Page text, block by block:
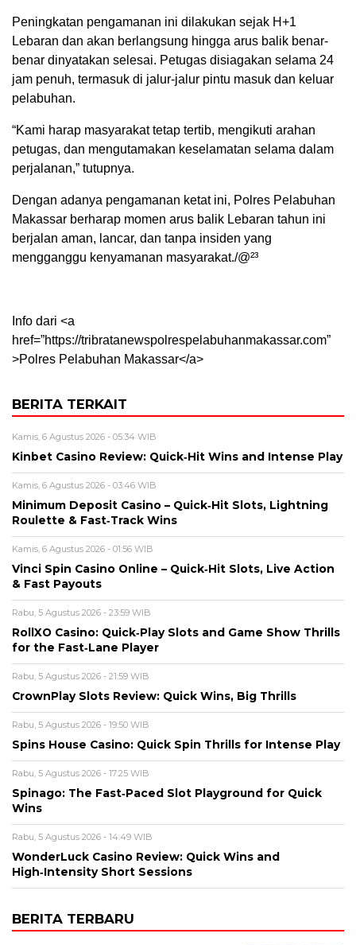
Peningkatan pengamanan ini dilakukan sejak H+1
Lebaran dan akan berlangsung hingga arus balik benar-
benar dinyatakan selesai. Petugas disiagakan selama 24
jam penuh, termasuk di jalur-jalur pintu masuk dan keluar
pelabuhan.
“Kami harap masyarakat tetap tertib, mengikuti arahan
petugas, dan mengutamakan keselamatan selama dalam
perjalanan,” tutupnya.
Dengan adanya pengamanan ketat ini, Polres Pelabuhan
Makassar berharap momen arus balik Lebaran tahun ini
berjalan aman, lancar, dan tanpa insiden yang
mengganggu kenyamanan masyarakat./@²³
Info dari <a
href=”https://tribratanewspolrespelabuhanmakassar.com”
>Polres Pelabuhan Makassar</a>
BERITA TERKAIT
Kamis, 6 Agustus 2026 - 05:34 WIB
Kinbet Casino Review: Quick‑Hit Wins and Intense Play
Kamis, 6 Agustus 2026 - 03:46 WIB
Minimum Deposit Casino – Quick‑Hit Slots, Lightning
Roulette & Fast‑Track Wins
Kamis, 6 Agustus 2026 - 01:56 WIB
Vinci Spin Casino Online – Quick‑Hit Slots, Live Action
& Fast Payouts
Rabu, 5 Agustus 2026 - 23:59 WIB
RollXO Casino: Quick‑Play Slots and Game Show Thrills
for the Fast‑Lane Player
Rabu, 5 Agustus 2026 - 21:59 WIB
CrownPlay Slots Review: Quick Wins, Big Thrills
Rabu, 5 Agustus 2026 - 19:50 WIB
Spins House Casino: Quick Spin Thrills for Intense Play
Rabu, 5 Agustus 2026 - 17:25 WIB
Spinago: The Fast‑Paced Slot Playground for Quick
Wins
Rabu, 5 Agustus 2026 - 14:49 WIB
WonderLuck Casino Review: Quick Wins and
High‑Intensity Short Sessions
BERITA TERBARU